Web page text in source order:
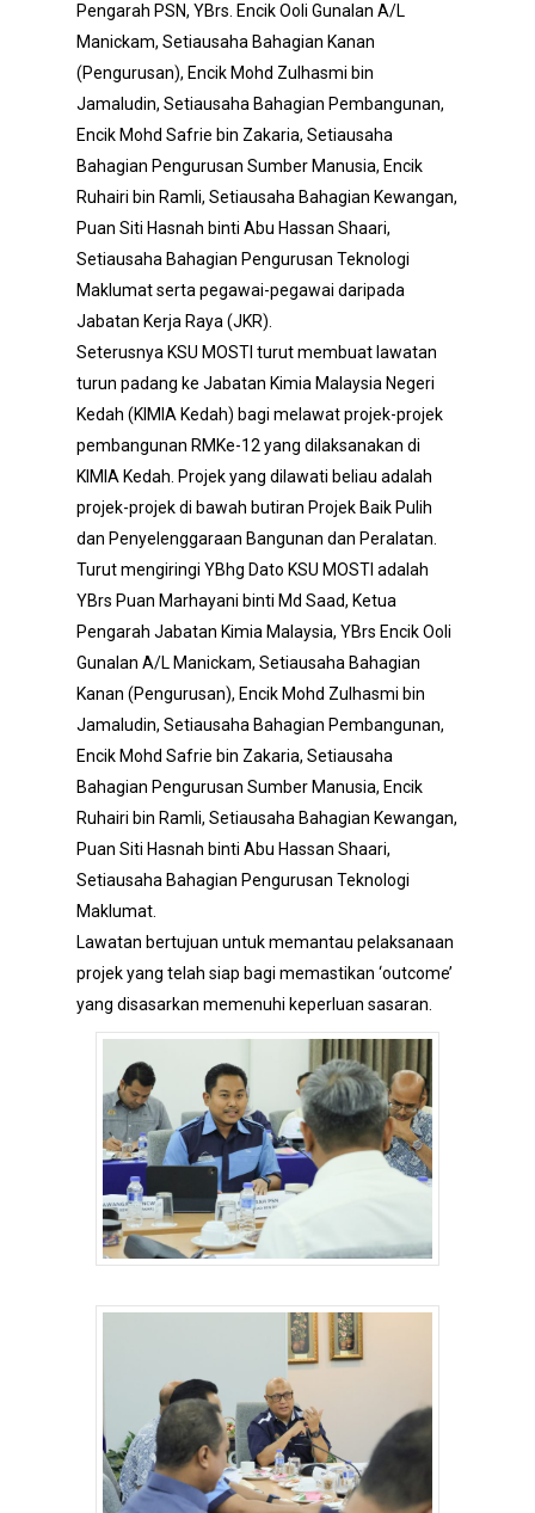
Pengarah PSN, YBrs. Encik Ooli Gunalan A/L
Manickam, Setiausaha Bahagian Kanan
(Pengurusan), Encik Mohd Zulhasmi bin
Jamaludin, Setiausaha Bahagian Pembangunan,
Encik Mohd Safrie bin Zakaria, Setiausaha
Bahagian Pengurusan Sumber Manusia, Encik
Ruhairi bin Ramli, Setiausaha Bahagian Kewangan,
Puan Siti Hasnah binti Abu Hassan Shaari,
Setiausaha Bahagian Pengurusan Teknologi
Maklumat serta pegawai-pegawai daripada
Jabatan Kerja Raya (JKR).
Seterusnya KSU MOSTI turut membuat lawatan
turun padang ke Jabatan Kimia Malaysia Negeri
Kedah (KIMIA Kedah) bagi melawat projek-projek
pembangunan RMKe-12 yang dilaksanakan di
KIMIA Kedah. Projek yang dilawati beliau adalah
projek-projek di bawah butiran Projek Baik Pulih
dan Penyelenggaraan Bangunan dan Peralatan.
Turut mengiringi YBhg Dato KSU MOSTI adalah
YBrs Puan Marhayani binti Md Saad, Ketua
Pengarah Jabatan Kimia Malaysia, YBrs Encik Ooli
Gunalan A/L Manickam, Setiausaha Bahagian
Kanan (Pengurusan), Encik Mohd Zulhasmi bin
Jamaludin, Setiausaha Bahagian Pembangunan,
Encik Mohd Safrie bin Zakaria, Setiausaha
Bahagian Pengurusan Sumber Manusia, Encik
Ruhairi bin Ramli, Setiausaha Bahagian Kewangan,
Puan Siti Hasnah binti Abu Hassan Shaari,
Setiausaha Bahagian Pengurusan Teknologi
Maklumat.
Lawatan bertujuan untuk memantau pelaksanaan
projek yang telah siap bagi memastikan ‘outcome’
yang disasarkan memenuhi keperluan sasaran.